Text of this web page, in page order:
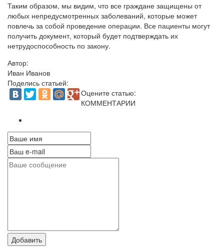
Таким образом, мы видим, что все граждане защищены от
любых непредусмотренных заболеваний, которые может
повлечь за собой проведение операции. Все пациенты могут
получить документ, который будет подтверждать их
нетрудоспособность по закону.
Автор:
Иван Иванов
Поделись статьей:
Оцените статью:
КОММЕНТАРИИ
Добавить